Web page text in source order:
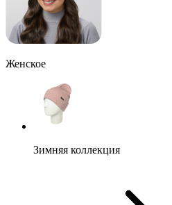
Женское
Зимняя коллекция